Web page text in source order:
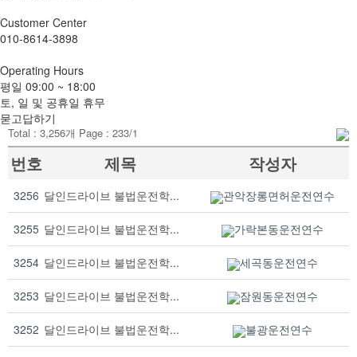
Customer Center
010-8614-3898
Operating Hours
평일 09:00 ~ 18:00
토, 일 및 공휴일 휴무
묻고답하기
Total : 3,256개 Page : 233/1
번호 제목 작성자
3256 달인드라이브 불법운전학... 관악장롱면허운전연수
3255 달인드라이브 불법운전학... 가락본동운전연수
3254 달인드라이브 불법운전학... 세곡동운전연수
3253 달인드라이브 불법운전학... 잠원동운전연수
3252 달인드라이브 불법운전학... 불광운전연수